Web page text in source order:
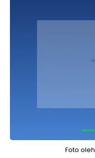
Foto oleh